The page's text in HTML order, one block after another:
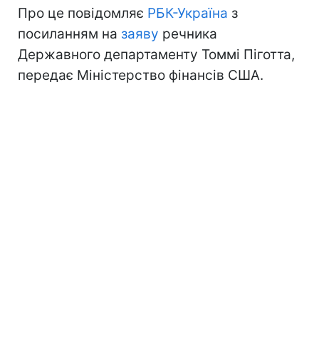
Про це повідомляє РБК-Україна з
посиланням на заяву речника
Державного департаменту Томмі Піготта,
передає Міністерство фінансів США.